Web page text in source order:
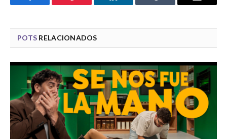
Facebook Pinterest LinkedIn Tumblr Email
POTS RELACIONADOS